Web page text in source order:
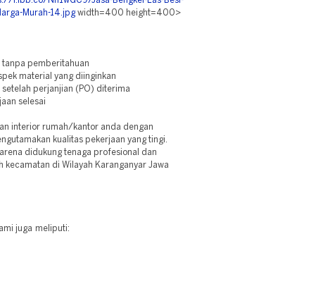
Murah-14.jpgwidth=400 height=400>
tanpa pemberitahuan
material yang diinginkan
perjanjian (PO) diterima
selesai
interior rumah/kantor anda dengan
kualitas pekerjaan yang tingi.
didukung tenaga profesional dan
kecamatan di Wilayah Karanganyar Jawa
juga meliputi: